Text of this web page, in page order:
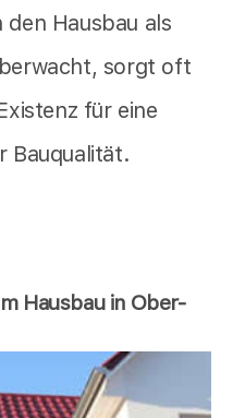
den Hausbau als
sorgt oft
für eine
Bauqualität.
Hausbau in Ober-